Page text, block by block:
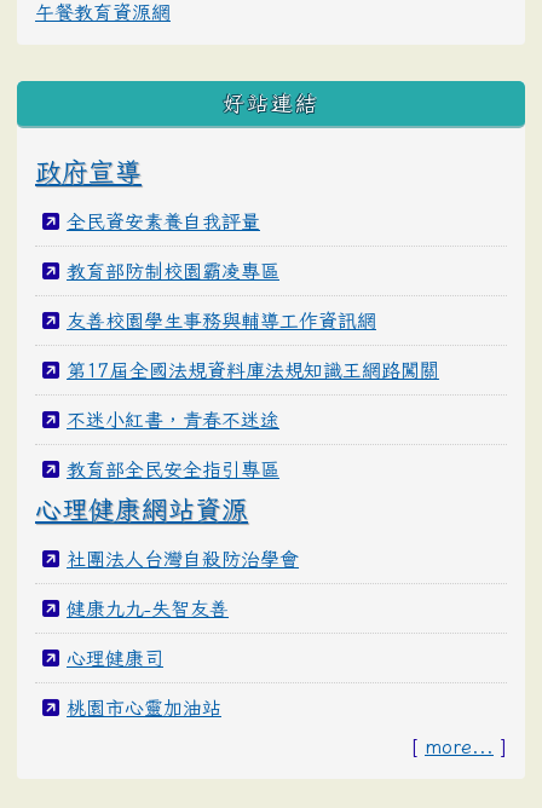
午餐教育資源網
好站連結
政府宣導
全民資安素養自我評量
教育部防制校園霸凌專區
友善校園學生事務與輔導工作資訊網
第17屆全國法規資料庫法規知識王網路闖關
不迷小紅書，青春不迷途
教育部全民安全指引專區
心理健康網站資源
社團法人台灣自殺防治學會
健康九九-失智友善
心理健康司
桃園市心靈加油站
[ more... ]